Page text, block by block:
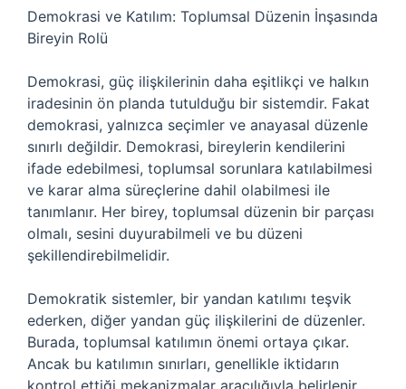
Demokrasi ve Katılım: Toplumsal Düzenin İnşasında
Bireyin Rolü
Demokrasi, güç ilişkilerinin daha eşitlikçi ve halkın
iradesinin ön planda tutulduğu bir sistemdir. Fakat
demokrasi, yalnızca seçimler ve anayasal düzenle
sınırlı değildir. Demokrasi, bireylerin kendilerini
ifade edebilmesi, toplumsal sorunlara katılabilmesi
ve karar alma süreçlerine dahil olabilmesi ile
tanımlanır. Her birey, toplumsal düzenin bir parçası
olmalı, sesini duyurabilmeli ve bu düzeni
şekillendirebilmelidir.
Demokratik sistemler, bir yandan katılımı teşvik
ederken, diğer yandan güç ilişkilerini de düzenler.
Burada, toplumsal katılımın önemi ortaya çıkar.
Ancak bu katılımın sınırları, genellikle iktidarın
kontrol ettiği mekanizmalar aracılığıyla belirlenir.